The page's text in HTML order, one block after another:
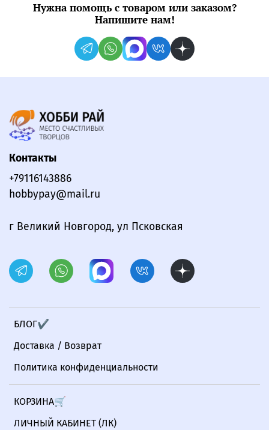
Нужна помощь с товаром или заказом?
Напишите нам!
БЛОГ✔
Доставка / Возврат
Политика конфиденциальности
КОРЗИНА🛒
ЛИЧНЫЙ КАБИНЕТ (ЛК)
Контакты
+79116143886
hobbypay@mail.ru
г Великий Новгород, ул Псковская